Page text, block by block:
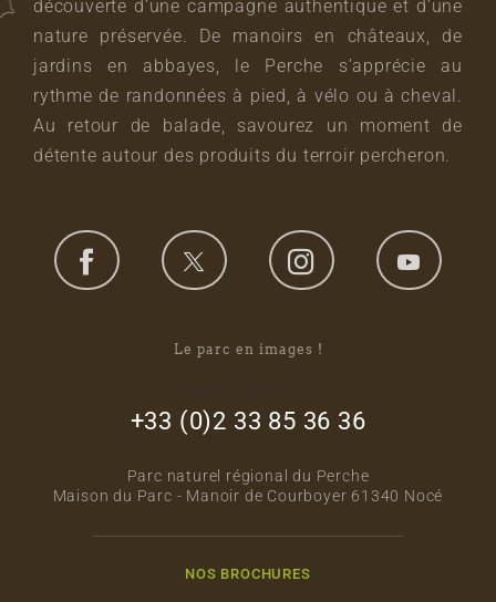
découverte d’une campagne authentique et d’une
nature préservée. De manoirs en châteaux, de
jardins en abbayes, le Perche s’apprécie au
rythme de randonnées à pied, à vélo ou à cheval.
Au retour de balade, savourez un moment de
détente autour des produits du terroir percheron.
Le parc en images !
+33 (0)2 33 85 36 36
Parc naturel régional du Perche
Maison du Parc - Manoir de Courboyer 61340 Nocé
NOS BROCHURES